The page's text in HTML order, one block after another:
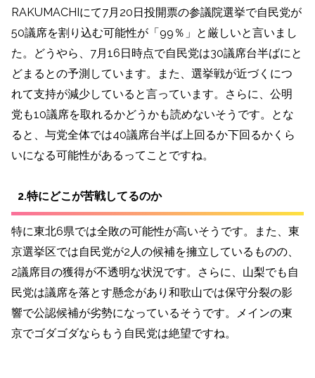
RAKUMACHIにて7月20日投開票の参議院選挙で自民党が
50議席を割り込む可能性が「99％」と厳しいと言いまし
た。どうやら、7月16日時点で自民党は30議席台半ばにと
どまるとの予測しています。また、選挙戦が近づくにつ
れて支持が減少していると言っています。さらに、公明
党も10議席を取れるかどうかも読めないそうです。とな
ると、与党全体では40議席台半ば上回るか下回るかくら
いになる可能性があるってことですね。
2.特にどこが苦戦してるのか
特に東北6県では全敗の可能性が高いそうです。また、東
京選挙区では自民党が2人の候補を擁立しているものの、
2議席目の獲得が不透明な状況です。さらに、山梨でも自
民党は議席を落とす懸念があり和歌山では保守分裂の影
響で公認候補が劣勢になっているそうです。メインの東
京でゴダゴダならもう自民党は絶望ですね。